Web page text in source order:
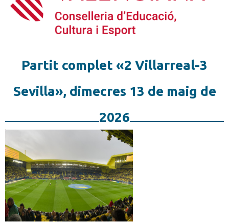
Partit complet «2 Villarreal-3
Sevilla», dimecres 13 de maig de
2026